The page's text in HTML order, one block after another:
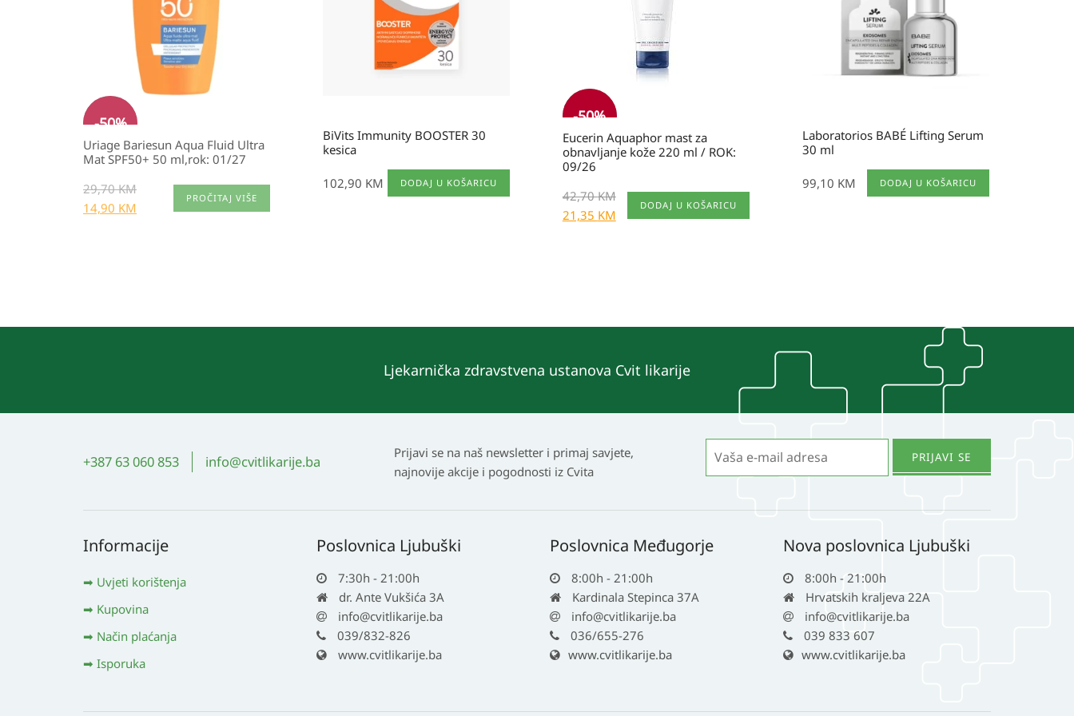
-50%
Uriage Bariesun Aqua Fluid Ultra
Mat SPF50+ 50 ml,rok: 01/27
29,70KM
29,70 KM.
14,90 KM
PROČITAJ VIŠE
BiVits Immunity BOOSTER 30
kesica
102,90 KM DODAJ U KOŠARICU
-50%
Eucerin Aquaphor mast za
obnavljanje kože 220 ml / ROK:
09/26
42,70KM
21,35 KM
DODAJ U KOŠARICU
Laboratorios BABÉ Lifting Serum
30 ml
99,10 KM DODAJ U KOŠARICU
Ljekarnička zdravstvena ustanova Cvit likarije
+387 63 060 853 info@cvitlikarije.ba
Prijavi se na naš newsletter i primaj savjete,
najnovije akcije i pogodnosti iz Cvita
Informacije
Uvjeti korištenja
Kupovina
Način plaćanja
Isporuka
Poslovnica Ljubuški
7:30h - 21:00h
dr. Ante Vukšića 3A
info@cvitlikarije.ba
039/832-826
www.cvitlikarije.ba
Poslovnica Međugorje
8:00h - 21:00h
Kardinala Stepinca 37A
info@cvitlikarije.ba
036/655-276
www.cvitlikarije.ba
Nova poslovnica Ljubuški
8:00h - 21:00h
Hrvatskih kraljeva 22A
info@cvitlikarije.ba
039 833 607
www.cvitlikarije.ba